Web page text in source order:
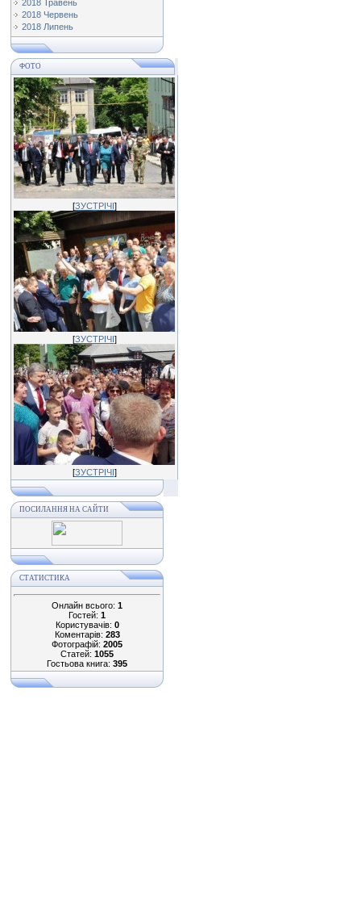
2018 Травень
2018 Червень
2018 Липень
ФОТО
[ЗУСТРІЧІ]
[ЗУСТРІЧІ]
[ЗУСТРІЧІ]
ПОСИЛАННЯ НА САЙТИ
СТАТИСТИКА
Онлайн всього: 1
Гостей: 1
Користувачів: 0
Коментарів: 283
Фотографій: 2005
Статей: 1055
Гостьова книга: 395